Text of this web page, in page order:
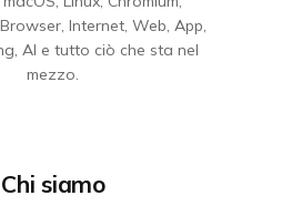
Internet, Web, App,
AI e tutto ciò che sta nel
mezzo.
Chi siamo